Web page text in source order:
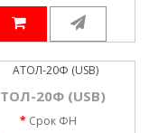
20Ф (USB)
Срок ФН